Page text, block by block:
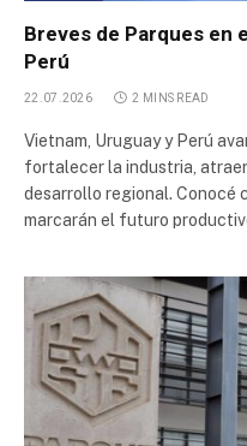
Parque Industrial
Breves de Parques en
Perú
22.07.2026 2 MINS READ
Vietnam, Uruguay y Perú
fortalecer la industria,
desarrollo regional. Conocé
marcarán el futuro